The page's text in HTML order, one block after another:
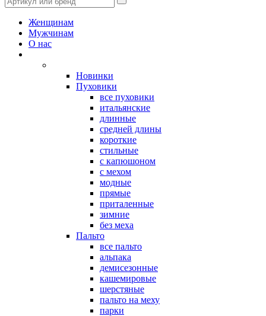
Женщинам
Мужчинам
О нас
Новинки
Пуховики
все пуховики
итальянские
длинные
средней длины
короткие
стильные
с капюшоном
с мехом
модные
прямые
приталенные
зимние
без меха
Пальто
все пальто
альпака
демисезонные
кашемировые
шерстяные
пальто на меху
парки